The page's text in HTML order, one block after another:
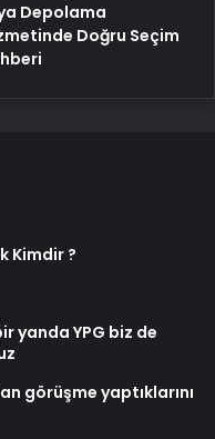
Depolama
Doğru Seçim
Kimdir ?
yanda YPG biz de
görüşme yaptıklarını